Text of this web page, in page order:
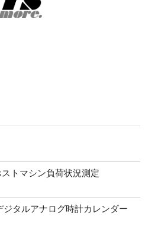
トマシン負荷状況測定
ジタルアナログ時計カレンダー